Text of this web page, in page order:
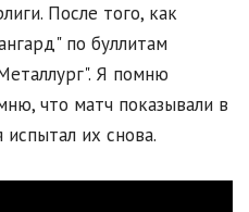
После того, как
по буллитам
Я помню
что матч показывали в
их снова.